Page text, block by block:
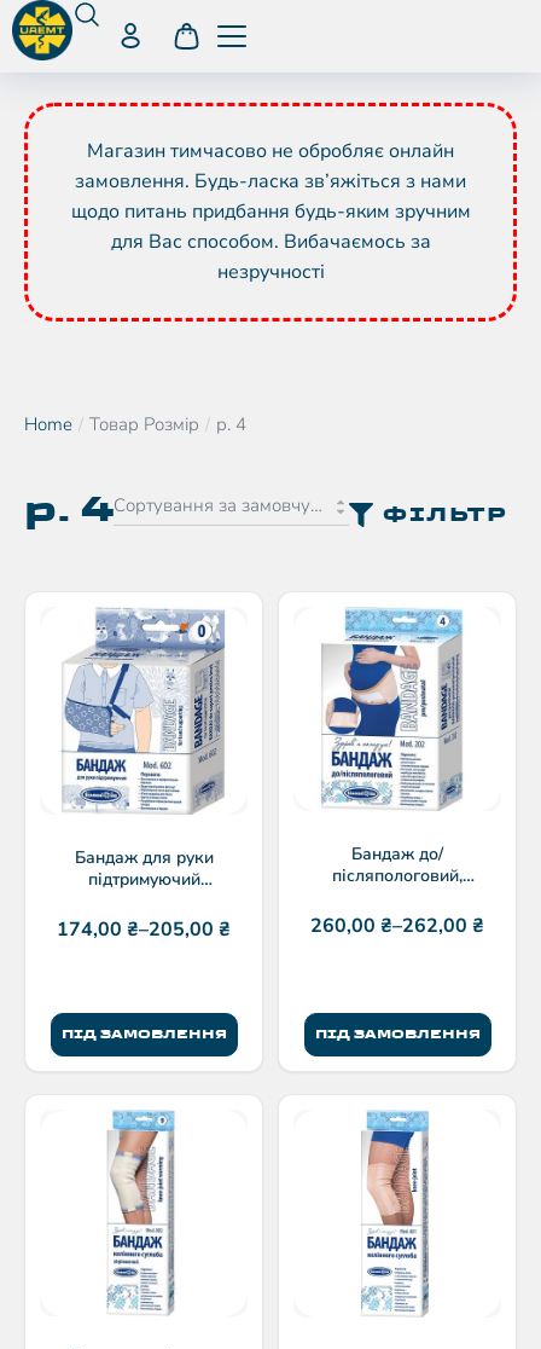
Магазин тимчасово не обробляє онлайн
замовлення. Будь-ласка зв’яжіться з нами
щодо питань придбання будь-яким зручним
для Вас способом. Вибачаємось за
незручності
You are here:
Home Товар Розмір р. 4
р. 4 ФІЛЬТР
Бандаж для руки
підтримуючий
174,00 ₴–205,00 ₴
ПІД ЗАМОВЛЕННЯ
Бандаж до/
післяпологовий,
260,00 ₴–262,00 ₴
ПІД ЗАМОВЛЕННЯ